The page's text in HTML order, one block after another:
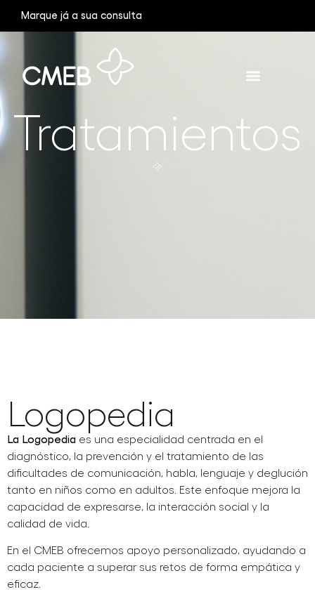
Marque já a sua consulta
Tratamientos
Logopedia
La Logopedia es una especialidad centrada en el
diagnóstico, la prevención y el tratamiento de las
dificultades de comunicación, habla, lenguaje y deglución
tanto en niños como en adultos. Este enfoque mejora la
capacidad de expresarse, la interacción social y la
calidad de vida.
En el CMEB ofrecemos apoyo personalizado, ayudando a
cada paciente a superar sus retos de forma empática y
eficaz.